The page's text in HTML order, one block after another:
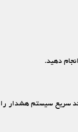
دهید.
سریع سیستم هشدار را